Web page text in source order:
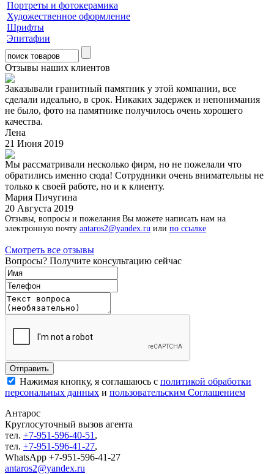
Портреты и фотокерамика
Художественное оформление
Шрифты
Эпитафии
Отзывы наших клиентов
Заказывали гранитный памятник у этой компании, все
сделали идеально, в срок. Никаких задержек и непонимания
не было, фото на памятнике получилось очень хорошего
качества.
Лена
21 Июня 2019
Мы рассматривали несколько фирм, но не пожелали что
обратились именно сюда! Сотрудники очень внимательны не
только к своей работе, но и к клиенту.
Мария Пичугина
20 Августа 2019
Отзывы, вопросы и пожелания Вы можете написать нам на
электронную почту antaros2@yandex.ru или по ссылке
Смотреть все отзывы
Вопросы? Получите консультацию сейчас
Нажимая кнопку, я соглашаюсь с политикой обработки
персональных данных и пользовательским Соглашением
Антарос
Круглосуточный вызов агента
тел. +7-951-596-40-51 ,
тел. +7-951-596-41-27,
WhatsApp +7-951-596-41-27
antaros2@yandex.ru